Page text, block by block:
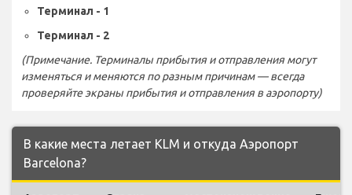
Терминал - 1
Терминал - 2
(Примечание. Терминалы прибытия и отправления могут
изменяться и меняются по разным причинам — всегда
проверяйте экраны прибытия и отправления в аэропорту)
В какие места летает KLM и откуда Аэропорт
Barcelona?